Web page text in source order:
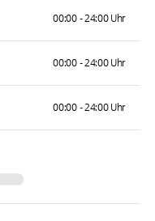
00:00 - 24:00 Uhr
00:00 - 24:00 Uhr
00:00 - 24:00 Uhr